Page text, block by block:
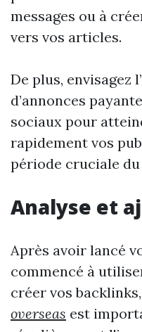
messages ou à
vers vos articles.
De plus, envisagez
d’annonces
sociaux pour
rapidement vos
période cruciale
Analyse et
Après avoir lancé
commencé à
créer vos
overseas est